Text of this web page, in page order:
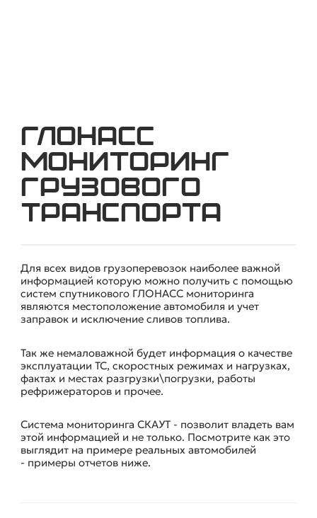
ГЛОНАСС
мониторинг
грузового
транспорта
Для всех видов грузоперевозок наиболее важной
информацией которую можно получить с помощью
систем спутникового ГЛОНАСС мониторинга
являются местоположение автомобиля и учет
заправок и исключение сливов топлива.
Так же немаловажной будет информация о качестве
эксплуатации ТС, скоростных режимах и нагрузках,
фактах и местах разгрузки\погрузки, работы
рефрижераторов и прочее.
Система мониторинга СКАУТ - позволит владеть вам
этой информацией и не только. Посмотрите как это
выглядит на примере реальных автомобилей
- примеры отчетов ниже.